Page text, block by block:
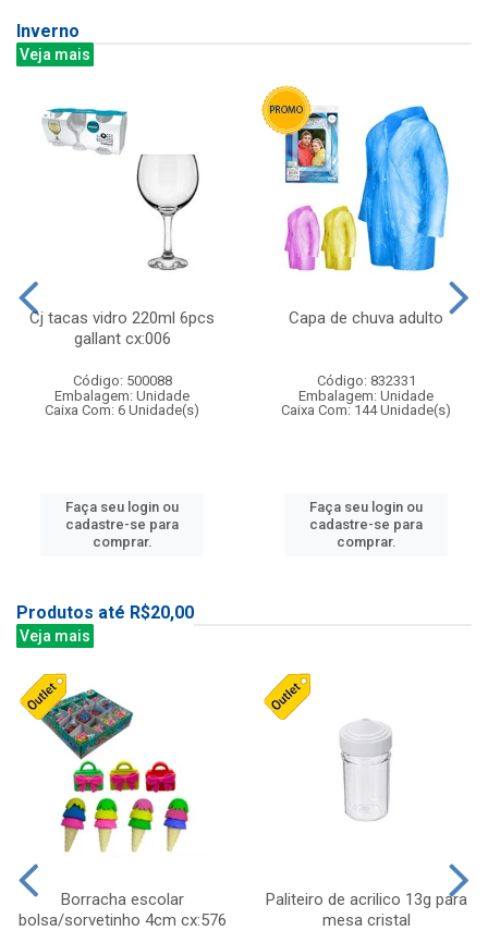
Inverno
Veja mais
Cj tacas vidro 220ml 6pcs
gallant cx:006
Código: 500088
Embalagem: Unidade
Caixa Com: 6 Unidade(s)
Faça seu login ou
cadastre-se para
comprar.
Capa de chuva adulto
Código: 832331
Embalagem: Unidade
Caixa Com: 144 Unidade(s)
Faça seu login ou
cadastre-se para
comprar.
Produtos até R$20,00
Veja mais
Borracha escolar
bolsa/sorvetinho 4cm cx:576
Paliteiro de acrilico 13g para
mesa cristal